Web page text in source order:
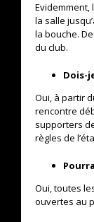
la salle
la bouche.
du club.
Dois-
Oui, à partir
rencontre
supporters
règles de
Oui, toutes
ouvertes au